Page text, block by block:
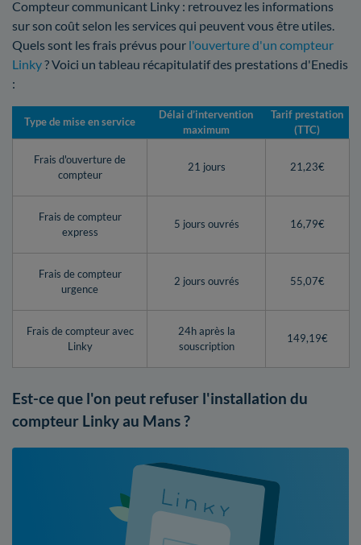
Compteur communicant Linky : retrouvez les informations
sur son coût selon les services qui peuvent vous être utiles.
Quels sont les frais prévus pour l'ouverture d'un compteur
Linky? Voici un tableau récapitulatif des prestations d'Enedis
:
Type de mise en service
Délai d’intervention
maximum
Tarif prestation
(TTC)
Frais d'ouverture de
compteur
21 jours 21,23€
Frais de compteur
express
5 jours ouvrés 16,79€
Frais de compteur
urgence
2 jours ouvrés 55,07€
Frais de compteur avec
Linky
24h après la
souscription
149,19€
Est-ce que l'on peut refuser l'installation du
compteur Linky au Mans ?